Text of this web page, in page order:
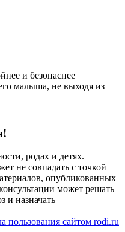
и безопаснее
малыша, не выходя из
родах и детях.
не совпадать с точкой
опубликованных
может решать
и назначать
пользования сайтом rodi.ru